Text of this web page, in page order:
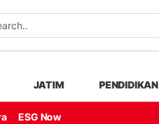
JATIM PENDIDIKAN
ESG Now